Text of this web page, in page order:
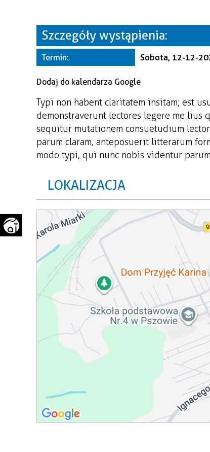
GAZETA SAMORZĄDOWA
"PSZOW.PL"
Szczegóły wystąpienia:
Termin: Sobota, 12-12-
Dodaj do kalendarza Google
Typi non habent claritatem insitam; est
demonstraverunt lectores legere me lius
sequitur mutationem consuetudium
parum claram, anteposuerit litterarum
modo typi, qui nunc nobis videntur
LOKALIZACJA